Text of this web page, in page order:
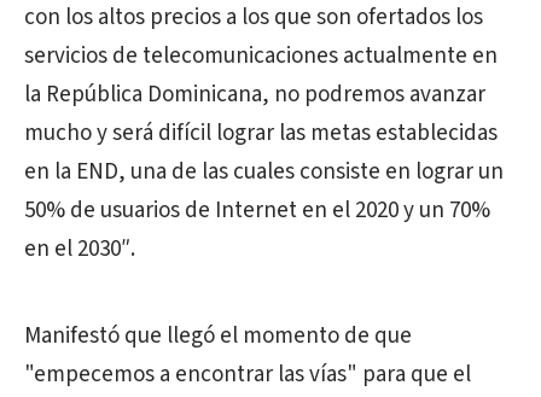
con los altos precios a los que son ofertados los
servicios de telecomunicaciones actualmente en
la República Dominicana, no podremos avanzar
mucho y será difícil lograr las metas establecidas
en la END, una de las cuales consiste en lograr un
50% de usuarios de Internet en el 2020 y un 70%
en el 2030″.
Manifestó que llegó el momento de que
"empecemos a encontrar las vías" para que el